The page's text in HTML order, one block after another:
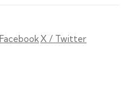
FacebookX / Twitter